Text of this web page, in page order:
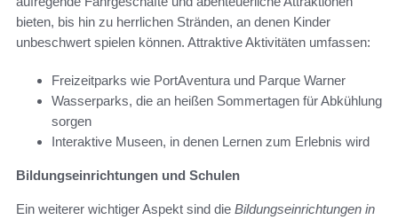
bieten, bis hin zu herrlichen Stränden, an denen Kinder
unbeschwert spielen können. Attraktive Aktivitäten umfassen:
Freizeitparks wie PortAventura und Parque Warner
Wasserparks, die an heißen Sommertagen für Abkühlung
sorgen
Interaktive Museen, in denen Lernen zum Erlebnis wird
Bildungseinrichtungen und Schulen
Ein weiterer wichtiger Aspekt sind die Bildungseinrichtungen in